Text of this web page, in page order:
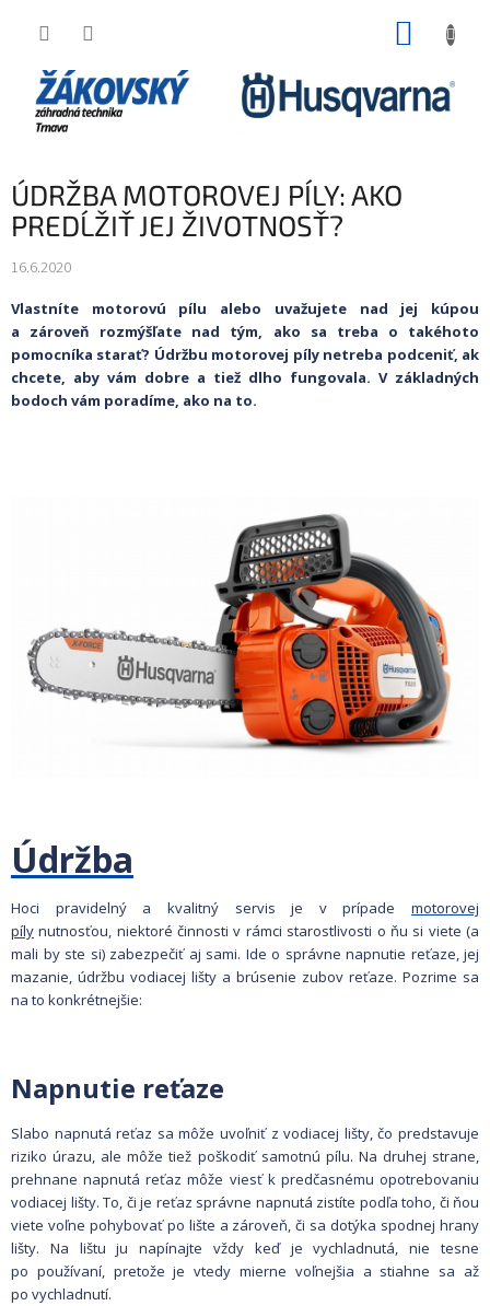
ÚDRŽBA MOTOROVEJ PÍLY: AKO
PREDĹŽIŤ JEJ ŽIVOTNOSŤ?
16.6.2020
Vlastníte motorovú pílu alebo uvažujete nad jej kúpou
a zároveň rozmýšľate nad tým, ako sa treba o takéhoto
pomocníka starať? Údržbu motorovej píly netreba podceniť, ak
chcete, aby vám dobre a tiež dlho fungovala. V základných
bodoch vám poradíme, ako na to.
Údržba
Hoci pravidelný a kvalitný servis je v prípade motorovej
píly nutnosťou, niektoré činnosti v rámci starostlivosti o ňu si viete (a
mali by ste si) zabezpečiť aj sami. Ide o správne napnutie reťaze, jej
mazanie, údržbu vodiacej lišty a brúsenie zubov reťaze. Pozrime sa
na to konkrétnejšie:
Napnutie reťaze
Slabo napnutá reťaz sa môže uvoľniť z vodiacej lišty, čo predstavuje
riziko úrazu, ale môže tiež poškodiť samotnú pílu. Na druhej strane,
prehnane napnutá reťaz môže viesť k predčasnému opotrebovaniu
vodiacej lišty. To, či je reťaz správne napnutá zistíte podľa toho, či ňou
viete voľne pohybovať po lište a zároveň, či sa dotýka spodnej hrany
lišty. Na lištu ju napínajte vždy keď je vychladnutá, nie tesne
po používaní, pretože je vtedy mierne voľnejšia a stiahne sa až
po vychladnutí.